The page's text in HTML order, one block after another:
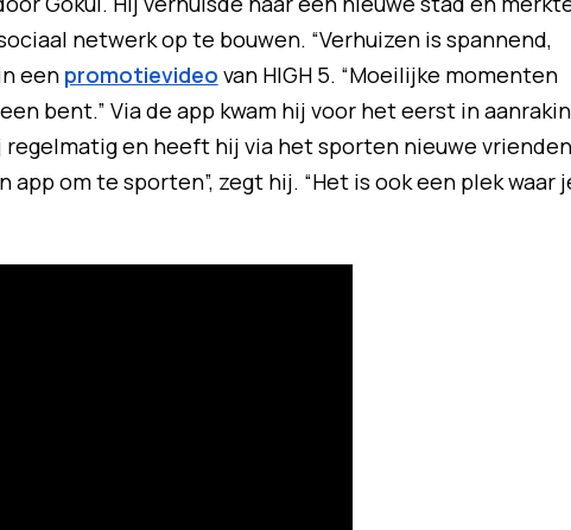
netwerk op te bouwen. “Verhuizen is spannend,
een promotievideo van HIGH 5. “Moeilijke momenten
bent.” Via de app kwam hij voor het eerst in
en heeft hij via het sporten nieuwe vrienden
om te sporten”, zegt hij. “Het is ook een plek waar